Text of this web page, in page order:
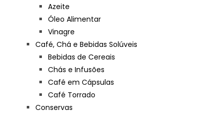
Azeite
Óleo Alimentar
Vinagre
Café, Chá e Bebidas Solúveis
Bebidas de Cereais
Chás e Infusões
Café em Cápsulas
Café Torrado
Conservas